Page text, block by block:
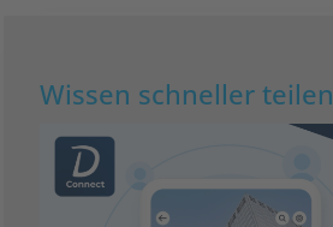
Wissen schneller teilen